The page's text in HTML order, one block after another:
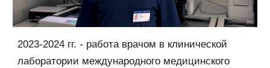
2023-2024 гг. - работа врачом в клинической
лаборатории международного медицинского